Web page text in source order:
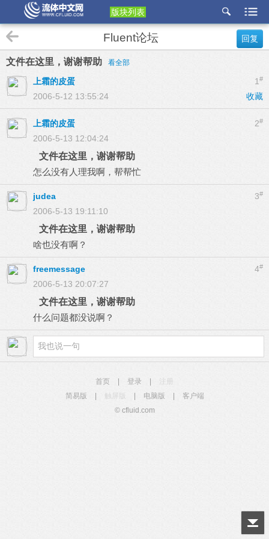
版块列表
etu
p
回复
Fluent论坛
文件在这里，谢谢帮助 看全部
1 #
上霜的皮蛋
收藏
2006-5-12 13:55:24
2#
上霜的皮蛋
2006-5-13 12:04:24
文件在这里，谢谢帮助
怎么没有人理我啊，帮帮忙
3#
judea
2006-5-13 19:11:10
文件在这里，谢谢帮助
啥也没有啊？
4#
freemessage
2006-5-13 20:07:27
文件在这里，谢谢帮助
什么问题都没说啊？
首页 登录
注册
简易版
触屏版 电脑版
客户端
© cfluid.com